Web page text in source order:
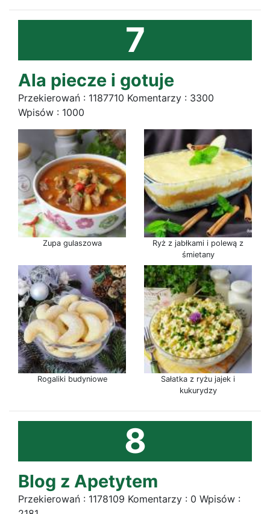
7
Ala piecze i gotuje
Przekierowań : 1187710 Komentarzy : 3300
Wpisów : 1000
Zupa gulaszowa
Ryż z jabłkami i polewą z
śmietany
Rogaliki budyniowe
Sałatka z ryżu jajek i
kukurydzy
8
Blog z Apetytem
Przekierowań : 1178109 Komentarzy : 0 Wpisów :